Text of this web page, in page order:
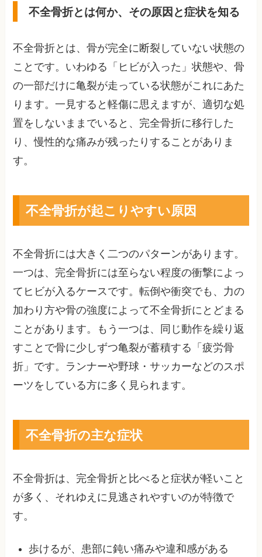
不全骨折とは何か、その原因と症状を知る
不全骨折とは、骨が完全に断裂していない状態の
ことです。いわゆる「ヒビが入った」状態や、骨
の一部だけに亀裂が走っている状態がこれにあた
ります。一見すると軽傷に思えますが、適切な処
置をしないままでいると、完全骨折に移行した
り、慢性的な痛みが残ったりすることがありま
す。
不全骨折が起こりやすい原因
不全骨折には大きく二つのパターンがあります。
一つは、完全骨折には至らない程度の衝撃によっ
てヒビが入るケースです。転倒や衝突でも、力の
加わり方や骨の強度によって不全骨折にとどまる
ことがあります。もう一つは、同じ動作を繰り返
すことで骨に少しずつ亀裂が蓄積する「疲労骨
折」です。ランナーや野球・サッカーなどのスポ
ーツをしている方に多く見られます。
不全骨折の主な症状
不全骨折は、完全骨折と比べると症状が軽いこと
が多く、それゆえに見逃されやすいのが特徴で
す。
歩けるが、患部に鈍い痛みや違和感がある